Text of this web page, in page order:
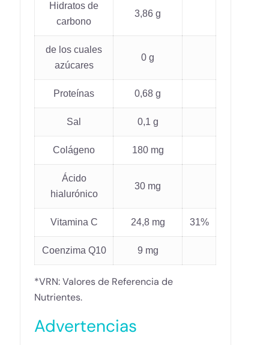
Hidratos de
carbono
3,86 g
de los cuales
azúcares
0 g
Proteínas 0,68 g
Sal 0,1 g
Colágeno 180 mg
Ácido
hialurónico
30 mg
Vitamina C 24,8 mg 31%
Coenzima Q10 9 mg
*VRN: Valores de Referencia de
Nutrientes.
Advertencias